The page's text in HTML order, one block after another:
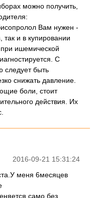
можно получить,
Вам нужен -
так и в купировании
ишемической
С
следует быть
снижать давление.
боли, стоит
действия. Их
2016-09-21 15:31:24
меня 6месяцев
само без